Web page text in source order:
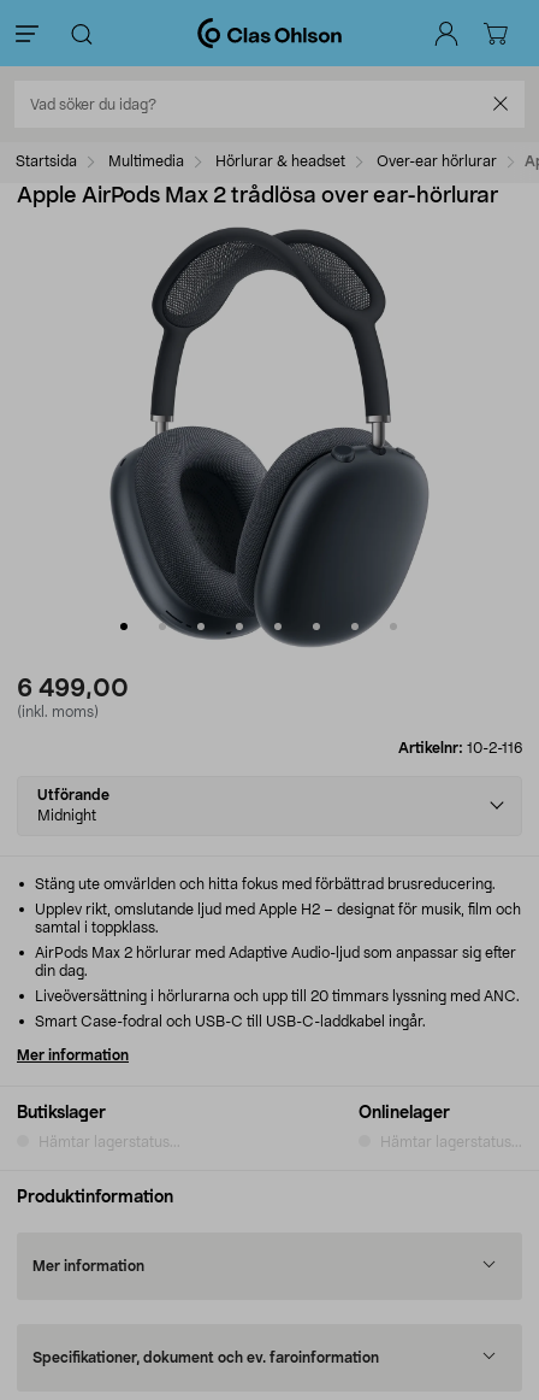
Startsida Multimedia Hörlurar & headset Over-ear hörlurar
Apple AirPods Max 2 trådlösa over ear-hörlurar
6 499,00
(inkl. moms)
Artikelnr: 10-2-116
Select
variant
Utförande
Midnight
Butikslager
Hämtar lagerstatus...
Onlinelager
Hämtar lagerstatus...
Stäng ute omvärlden och hitta fokus med förbättrad brusreducering.
Upplev rikt, omslutande ljud med Apple H2 – designat för musik, film och
samtal i toppklass.
AirPods Max 2 hörlurar med Adaptive Audio-ljud som anpassar sig efter
din dag.
Liveöversättning i hörlurarna och upp till 20 timmars lyssning med ANC.
Smart Case-fodral och USB-C till USB-C-laddkabel ingår.
Mer information
Produktinformation
Mer information
Specifikationer, dokument och ev. faroinformation